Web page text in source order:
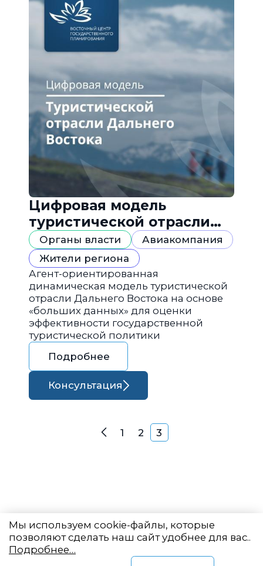
Цифровая модель
туристической отрасли
Дальнего Востока
Органы власти
Авиакомпания
Жители региона
Агент-ориентированная
динамическая модель туристической
отрасли Дальнего Востока на основе
«больших данных» для оценки
эффективности государственной
туристической политики
Подробнее
Консультация
Навигация по
Назад
1 2 3
Мы используем cookie-файлы, которые
позволяют сделать наш сайт удобнее для вас..
Подробнее…